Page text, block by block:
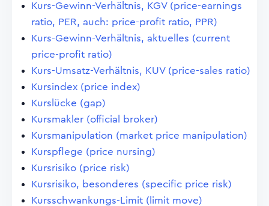
Kurs-Gewinn-Verhältnis, KGV (price-earnings
ratio, PER, auch: price-profit ratio, PPR)
Kurs-Gewinn-Verhältnis, aktuelles (current
price-profit ratio)
Kurs-Umsatz-Verhältnis, KUV (price-sales ratio)
Kursindex (price index)
Kurslücke (gap)
Kursmakler (official broker)
Kursmanipulation (market price manipulation)
Kurspflege (price nursing)
Kursrisiko (price risk)
Kursrisiko, besonderes (specific price risk)
Kursschwankungs-Limit (limit move)